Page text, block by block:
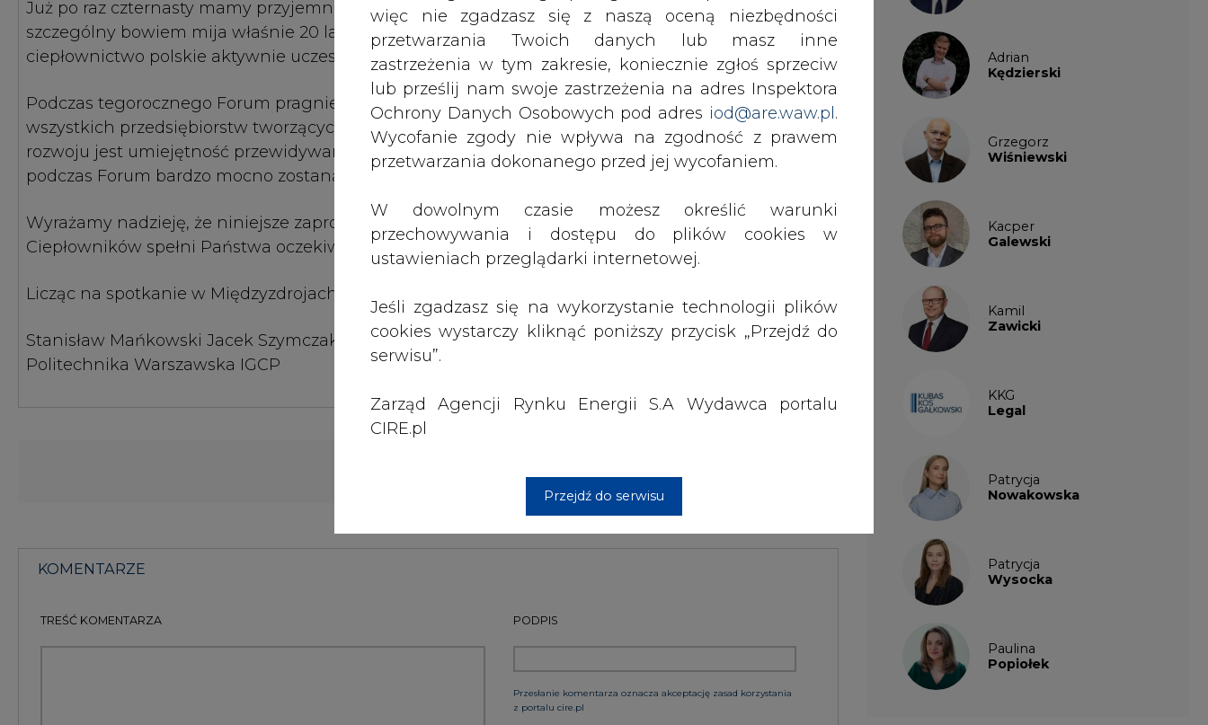
więc nie zgadzasz się z naszą oceną niezbędności
przetwarzania Twoich danych lub masz inne
zastrzeżenia w tym zakresie, koniecznie zgłoś sprzeciw
lub prześlij nam swoje zastrzeżenia na adres Inspektora
Ochrony Danych Osobowych pod adres iod@are.waw.pl .
Wycofanie zgody nie wpływa na zgodność z prawem
przetwarzania dokonanego przed jej wycofaniem.
W dowolnym czasie możesz określić warunki
przechowywania i dostępu do plików cookies w
ustawieniach przeglądarki internetowej.
Jeśli zgadzasz się na wykorzystanie technologii plików
cookies wystarczy kliknąć poniższy przycisk „Przejdź do
serwisu”.
Zarząd Agencji Rynku Energii S.A Wydawca portalu
CIRE.pl
Przejdź do serwisu
Już po raz czternasty mamy przyjemność zaprosić na Forum Ciepłowników Polskich. Rok to
szczególny bowiem mija właśnie 20 lat przemian społeczno gospodarczych, w których
ciepłownictwo polskie aktywnie uczestniczyło.
Podczas tegorocznego Forum pragniemy podkreślić olbrzymi wysiłek i pozytywne efekty pracy
wszystkich przedsiębiorstw tworzących branżę ciepłowniczą w Polsce. W związku z tym, że istotą
rozwoju jest umiejętność przewidywania oraz podejmowania decyzji skutkujących w przyszłości,
podczas Forum bardzo mocno zostaną również zaznaczone wyzwania stojące przed naszą branżą.
Wyrażamy nadzieję, że niniejsze zaproszenie spotka się z zainteresowaniem i kolejne Forum
Ciepłowników spełni Państwa oczekiwania.
Licząc na spotkanie w Międzyzdrojach, pozostajemy z poważaniem
Stanisław Mańkowski Jacek Szymczak
Politechnika Warszawska IGCP
KOMENTARZE
TREŚĆ KOMENTARZA PODPIS
Przesłanie komentarza oznacza akceptację zasad korzystania
z portalu cire.pl
Adrian
Kędzierski
Grzegorz
Wiśniewski
Kacper
Galewski
Kamil
Zawicki
KKG
Legal
Patrycja
Nowakowska
Patrycja
Wysocka
Paulina
Popiołek